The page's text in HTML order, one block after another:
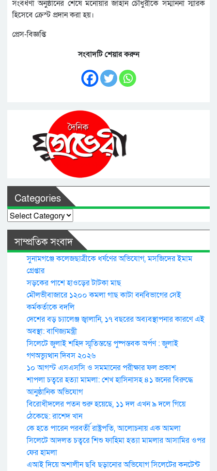
সংবর্ধণা অনুষ্ঠানের শেষে মনোয়ার জাহান চৌধুরীকে সম্মাননা স্মারক
হিসেবে ক্রেস্ট প্রদান করা হয়।
প্রেস-বিজ্ঞপ্তি
সংবাদটি শেয়ার করুন
Categories
Categories
সাম্প্রতিক সংবাদ
সুনামগঞ্জে কলেজছাত্রীকে ধর্ষণের অভিযোগ, মসজিদের ইমাম
গ্রেপ্তার
সড়কের পাশে হাওড়ের টাটকা মাছ
মৌলভীবাজারে ১২০০ কমলা গাছ কাটা বনবিভাগের সেই
কর্মকর্তাকে বদলি
দেশের বড় চ্যালেঞ্জ জ্বালানি, ১৭ বছরের অব্যবস্থাপনার কারণে এই
অবস্থা: বাণিজ্যমন্ত্রী
সিলেটে জুলাই শহিদ স্মৃতিস্তম্ভে পুষ্পস্তবক অর্পণ : জুলাই
গণঅভ্যুত্থান দিবস ২০২৬
১০ আগস্ট এসএসসি ও সমমানের পরীক্ষার ফল প্রকাশ
শাপলা চত্বরে হত্যা মামলা: শেখ হাসিনাসহ ৪১ জনের বিরুদ্ধে
আনুষ্ঠানিক অভিযোগ
বিরোধীদলের পতন শুরু হয়েছে, ১১ দল এখন ৯ দলে গিয়ে
ঠেকেছে: রাশেদ খান
কে হতে পারেন পরবর্তী রাষ্ট্রপতি, আলোচনায় এক আমলা
সিলেটে আদলত চত্বরে শিশু ফাহিমা হত্যা মামলার আসামির ওপর
ফের হামলা
এআই দিয়ে অশালীন ছবি ছড়ানোর অভিযোগ সিলেটের কনটেন্ট